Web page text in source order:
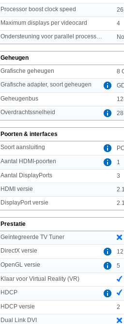
Processor boost clock speed
Maximum displays per videocard
4
Geheugen
Grafische geheugen
8
Grafische adapter, soort geheugen
Geheugenbus
Overdrachtssnelheid
Poorten & interfaces
Soort aansluiting
Aantal HDMI-poorten
1
Aantal DisplayPorts
3
HDMI versie
DisplayPort versie
Prestatie
Geïntegreerde TV Tuner
DirectX versie
OpenGL versie
5
Klaar voor Virtual Reality (VR)
HDCP
HDCP versie
2
Dual Link DVI